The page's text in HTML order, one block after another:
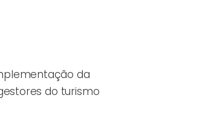
da
do turismo